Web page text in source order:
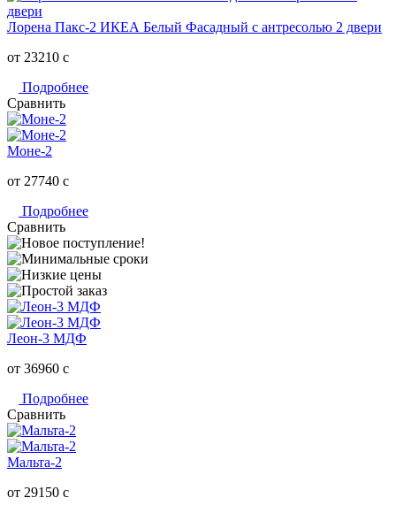
Лорена Пакс-2 ИКЕА Белый Фасадный с антресолью 2 двери
от 23210 c
Подробнее
Сравнить
Моне-2
от 27740 c
Подробнее
Сравнить
Леон-3 МДФ
от 36960 c
Подробнее
Сравнить
Мальта-2
от 29150 c